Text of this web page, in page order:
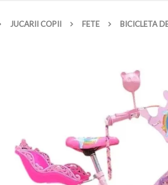
JUCARII COPII FETE BICICLETA